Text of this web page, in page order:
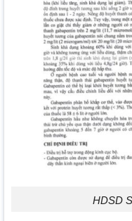
HDSD